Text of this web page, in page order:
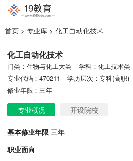
首页 > 专业库 > 化工自动化技术
化工自动化技术
门类：生物与化工大类
学科：化工技术类
专业代码：470211
学历层次：专科(高职)
修业年限：三年
专业概况 开设院校
基本修业年限 三年
职业面向